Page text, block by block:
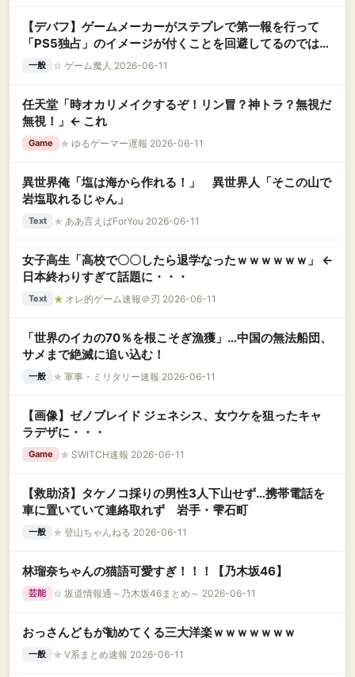
【デバフ】ゲームメーカーがステプレで第一報を行って
「PS5独占」のイメージが付くことを回避してるのでは？
と話題に
一般 ☆ ゲーム魔人 2026-06-11
任天堂「時オカリメイクするぞ！リン冒？神トラ？無視だ
無視！」← これ
Game ★ ゆるゲーマー遅報 2026-06-11
異世界俺「塩は海から作れる！」 異世界人「そこの山で
岩塩取れるじゃん」
Text ★ ああ言えばForYou 2026-06-11
女子高生「高校で〇〇したら退学なったｗｗｗｗｗｗ」 ←
日本終わりすぎて話題に・・・
Text ★ オレ的ゲーム速報＠刃 2026-06-11
「世界のイカの70％を根こそぎ漁獲」…中国の無法船団、
サメまで絶滅に追い込む！
一般 ★ 軍事・ミリタリー速報 2026-06-11
【画像】ゼノブレイド ジェネシス、女ウケを狙ったキャ
ラデザに・・・
Game ★ SWITCH速報 2026-06-11
【救助済】タケノコ採りの男性3人下山せず…携帯電話を
車に置いていて連絡取れず 岩手・雫石町
一般 ★ 登山ちゃんねる 2026-06-11
林瑠奈ちゃんの猫語可愛すぎ！！！【乃木坂46】
芸能 ☆ 坂道情報通～乃木坂46まとめ～ 2026-06-11
おっさんどもが勧めてくる三大洋楽ｗｗｗｗｗｗｗ
一般 ★ V系まとめ速報 2026-06-11